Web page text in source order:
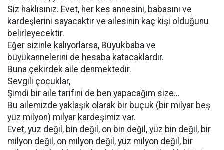
Siz haklısınız. Evet, her kes annesini, babasını ve
kardeşlerini sayacaktır ve ailesinin kaç kişi olduğunu
belirleyecektir.
Eğer sizinle kalıyorlarsa, Büyükbaba ve
büyükannelerini de hesaba katacaklardır.
Buna çekirdek aile denmektedir.
Sevgili çocuklar,
Şimdi bir aile tarifini de ben yapacağım size…
Bu ailemizde yaklaşık olarak bir buçuk (bir milyar beş
yüz milyon) milyar kardeşimiz var.
Evet, yüz değil, bin değil, on bin değil, yüz bin değil, bir
milyon değil, on milyon değil, yüz milyon değil, bir